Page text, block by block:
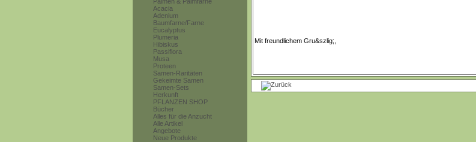
Acacia
Adenium
Baumfarne/Farne
Eucalyptus
Plumeria
Hibiskus
Passiflora
Musa
Proteen
Samen-Raritäten
Gekeimte Samen
Samen-Sets
Herkunft
PFLANZEN SHOP
Bücher
Alles für die Anzucht
Alle Artikel
Angebote
Neue Produkte